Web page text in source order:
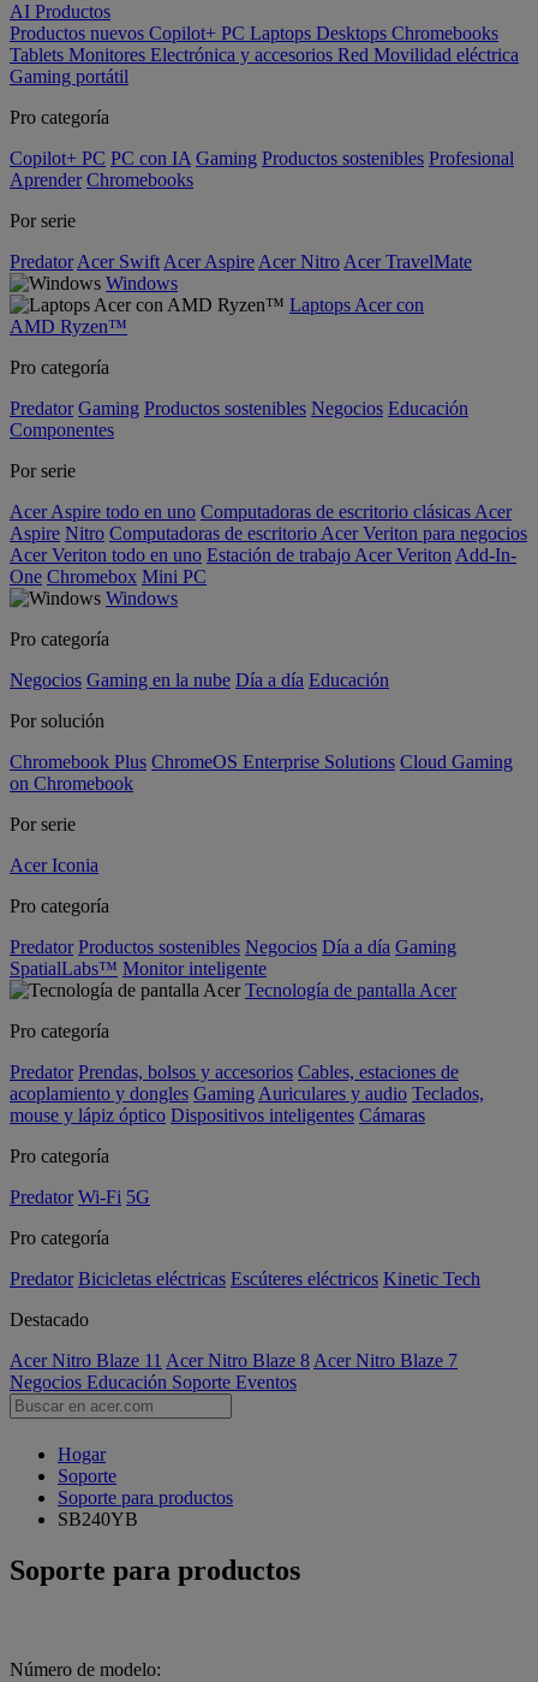
AI Productos
Productos nuevos Copilot+ PC Laptops Desktops Chromebooks
Tablets Monitores Electrónica y accesorios Red Movilidad eléctrica
Gaming portátil
Pro categoría
Copilot+ PC PC con IA Gaming Productos sostenibles Profesional
Aprender Chromebooks
Por serie
Predator Acer Swift Acer Aspire Acer Nitro Acer TravelMate
Windows
Laptops Acer con
AMD Ryzen™
Pro categoría
Predator Gaming Productos sostenibles Negocios Educación
Componentes
Por serie
Acer Aspire todo en uno Computadoras de escritorio clásicas Acer
Aspire Nitro Computadoras de escritorio Acer Veriton para negocios
Acer Veriton todo en uno Estación de trabajo Acer Veriton Add-In-
One Chromebox Mini PC
Windows
Pro categoría
Negocios Gaming en la nube Día a día Educación
Por solución
Chromebook Plus ChromeOS Enterprise Solutions Cloud Gaming
on Chromebook
Por serie
Acer Iconia
Pro categoría
Predator Productos sostenibles Negocios Día a día Gaming
SpatialLabs™ Monitor inteligente
Tecnología de pantalla Acer
Pro categoría
Predator Prendas, bolsos y accesorios Cables, estaciones de
acoplamiento y dongles Gaming Auriculares y audio Teclados,
mouse y lápiz óptico Dispositivos inteligentes Cámaras
Pro categoría
Predator Wi-Fi 5G
Pro categoría
Predator Bicicletas eléctricas Escúteres eléctricos Kinetic Tech
Destacado
Acer Nitro Blaze 11 Acer Nitro Blaze 8 Acer Nitro Blaze 7
Negocios Educación Soporte Eventos
Hogar
Soporte
Soporte para productos
SB240YB
Soporte para productos
Número de modelo: